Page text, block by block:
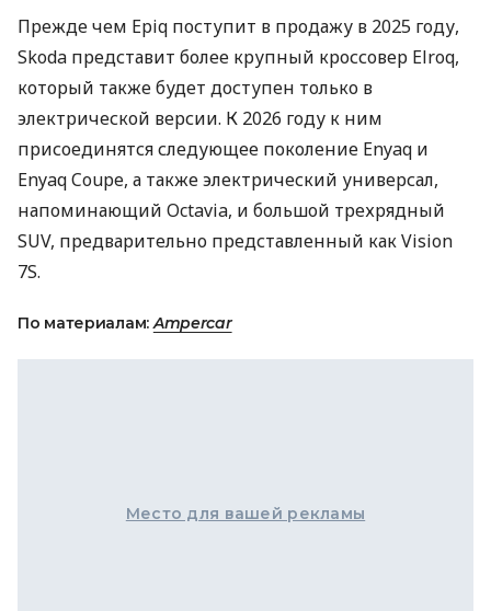
Прежде чем Epiq поступит в продажу в 2025 году,
Skoda представит более крупный кроссовер Elroq,
который также будет доступен только в
электрической версии. К 2026 году к ним
присоединятся следующее поколение Enyaq и
Enyaq Coupe, а также электрический универсал,
напоминающий Octavia, и большой трехрядный
SUV, предварительно представленный как Vision
7S.
По материалам:Ampercar
Место для вашей рекламы